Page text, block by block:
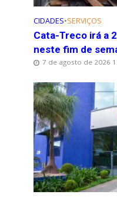
CIDADES•SERVIÇOS
Cata-Treco irá a
neste fim de
7 de agosto de 2026